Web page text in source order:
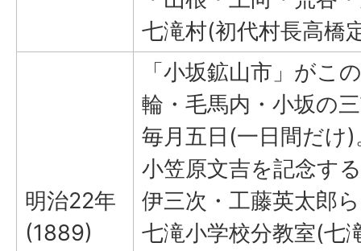
七滝村(初代村長高橋
明治22年
(1889)
「小坂鉱山市」がこ
輪・毛馬内・小坂の
毎月五日(一日間だけ)
小笠原文吉を記念す
伊三次・工藤英太郎
七滝小学校分教室(七